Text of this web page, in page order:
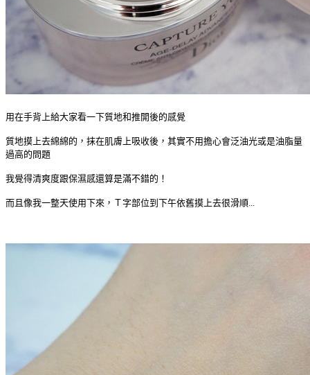
用在手背上給大家看一下質地和推開後的感覺
質地摸上去綿綿的，抹在肌膚上吸收後，其實不用擔心會泛油光或是油脂量
過高的問題
我覺得清爽度跟保濕感還算是滿不錯的！
而且像我一整天使用下來，Ｔ字部位到下午依舊摸上去很滑順...